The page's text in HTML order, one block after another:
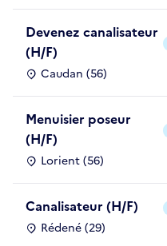
Devenez canalisateur
(H/F)
Caudan (56)
Menuisier poseur
(H/F)
Lorient (56)
Canalisateur (H/F)
Rédené (29)